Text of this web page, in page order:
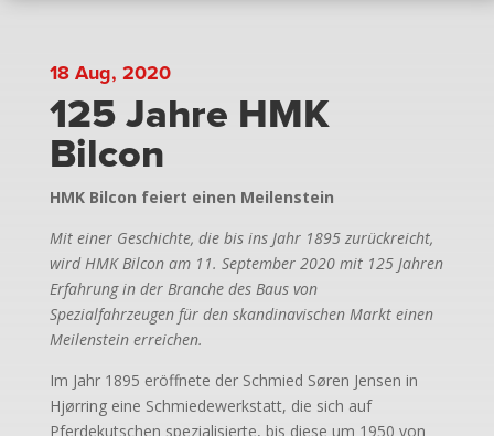
18 Aug, 2020
125 Jahre HMK
Bilcon
HMK Bilcon feiert einen Meilenstein
Mit einer Geschichte, die bis ins Jahr 1895 zurückreicht,
wird HMK Bilcon am 11. September 2020 mit 125 Jahren
Erfahrung in der Branche des Baus von
Spezialfahrzeugen für den skandinavischen Markt einen
Meilenstein erreichen.
Im Jahr 1895 eröffnete der Schmied Søren Jensen in
Hjørring eine Schmiedewerkstatt, die sich auf
Pferdekutschen spezialisierte, bis diese um 1950 von